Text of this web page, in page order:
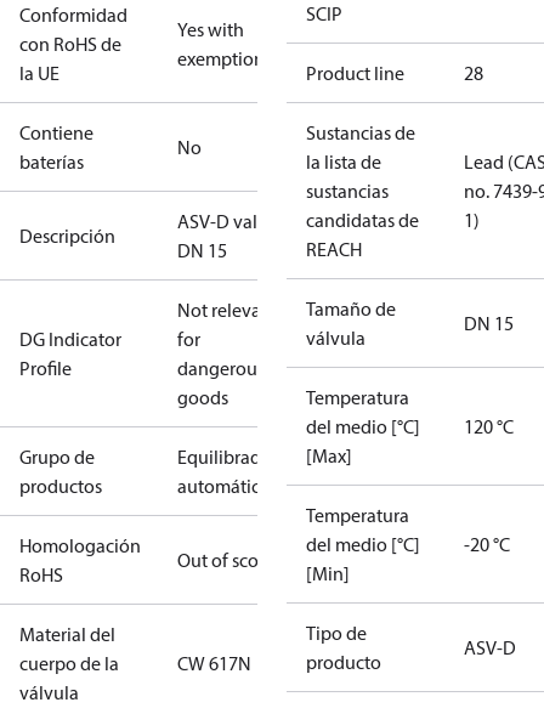
Conformidad
con RoHS de
la UE
Yes with
exemptions
Contiene
baterías
No
Descripción
ASV-D valve
DN 15
DG Indicator
Profile
Not relevant
for
dangerous
goods
Grupo de
productos
Equilibrado
automático
Homologación
RoHS
Out of scope
Material del
cuerpo de la
válvula
CW 617N
SCIP
Product line 28
Sustancias de
la lista de
sustancias
candidatas de
REACH
Lead
no. 7439-
1)
Tamaño de
válvula
DN 15
Temperatura
del medio [°C]
[Max]
120 °C
Temperatura
del medio [°C]
[Min]
-20 °C
Tipo de
producto
ASV-D